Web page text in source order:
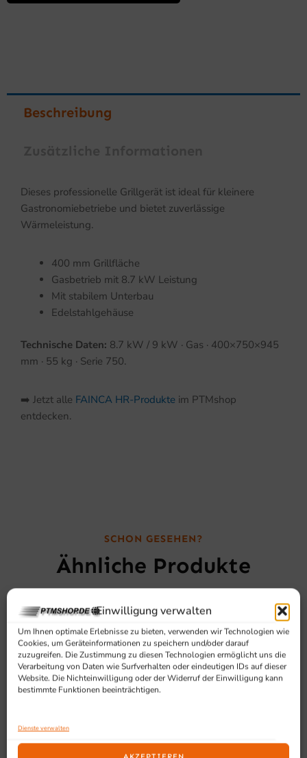
Einwilligung verwalten
Um Ihnen optimale Erlebnisse zu bieten, verwenden wir Technologien wie
Cookies, um Geräteinformationen zu speichern und/oder darauf
zuzugreifen. Die Zustimmung zu diesen Technologien ermöglicht uns die
Verarbeitung von Daten wie Surfverhalten oder eindeutigen IDs auf dieser
Website. Die Nichteinwilligung oder der Widerruf der Einwilligung kann
bestimmte Funktionen beeinträchtigen.
Dienste verwalten
Beschreibung
Dieses professionelle Grillgerät ist ideal für kleinere
Gastronomiebetriebe und bietet zuverlässige
Wärmeleistung.
400 mm Grillfläche
Gasbetrieb mit 8.7 kW Leistung
Mit stabilem Unterbau
Edelstahlgehäuse
Technische Daten: 8.7 kW / 9 kW · Gas · 400×750×945
mm · 55 kg · Serie 750.
➡️ Jetzt alle FAINCA HR-Produkte im PTMshop
entdecken.
SCHON GESEHEN?
Ähnliche Produkte